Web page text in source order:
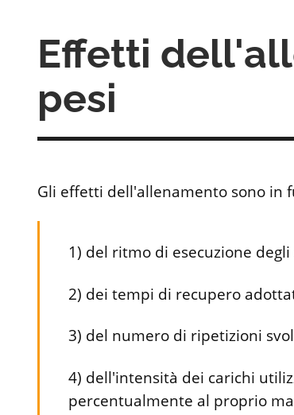
Effetti
pesi
Gli effetti dell'allenamento sono in
1) del ritmo di esecuzione degli
2) dei tempi di recupero
3) del numero di ripetizioni
4) dell'intensità dei carichi
percentualmente al proprio